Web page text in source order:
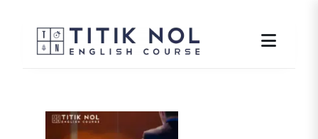
content